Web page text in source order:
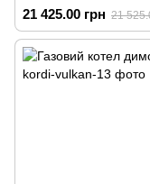
21 425.00 грн 21